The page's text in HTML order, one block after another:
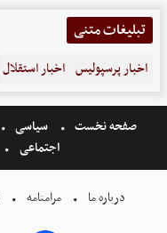
تبلیغات متنی
اخبار پرسپولیس اخبار استقلال
صفحه نخست سیاسی
اجتماعی
درباره ما مرامنامه